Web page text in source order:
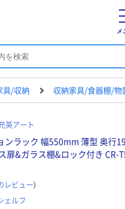
メ
具/収納 収納家具/食器棚/物
英アート
ンラック 幅550mm 薄型 奥行
扉&ガラス棚&ロック付き CR-
レビュー）
ェルフ